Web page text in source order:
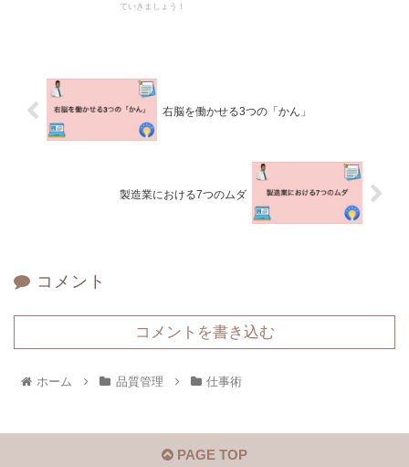
ていきましょう！
右脳を働かせる3つの「かん」
製造業における7つのムダ
コメント
コメントを書き込む
ホーム 品質管理 仕事術
PAGE TOP